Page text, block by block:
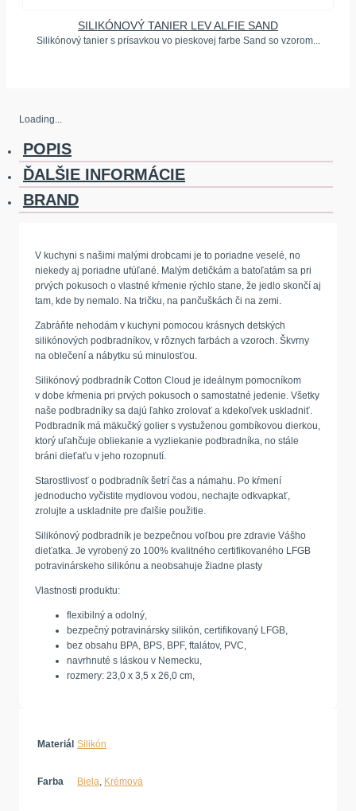
SILIKÓNOVÝ TANIER LEV ALFIE SAND
Silikónový tanier s prísavkou vo pieskovej farbe Sand so vzorom...
Loading...
POPIS
ĎALŠIE INFORMÁCIE
BRAND
V kuchyni s našimi malými drobcami je to poriadne veselé, no
niekedy aj poriadne ufúľané. Malým detičkám a batoľatám sa pri
prvých pokusoch o vlastné kŕmenie rýchlo stane, že jedlo skončí aj
tam, kde by nemalo. Na tričku, na pančuškách či na zemi.
Zabráňte nehodám v kuchyni pomocou krásnych detských
silikónových podbradníkov, v rôznych farbách a vzoroch. Škvrny
na oblečení a nábytku sú minulosťou.
Silikónový podbradník Cotton Cloud je ideálnym pomocníkom
v dobe kŕmenia pri prvých pokusoch o samostatné jedenie. Všetky
naše podbradníky sa dajú ľahko zrolovať a kdekoľvek uskladniť.
Podbradník má mäkučký golier s vystuženou gombíkovou dierkou,
ktorý uľahčuje obliekanie a vyzliekanie podbradníka, no stále
bráni dieťaťu v jeho rozopnutí.
Starostlivosť o podbradník šetrí čas a námahu. Po kŕmení
jednoducho vyčistite mydlovou vodou, nechajte odkvapkať,
zrolujte a uskladnite pre ďalšie použitie.
Silikónový podbradník je bezpečnou voľbou pre zdravie Vášho
dieťatka. Je vyrobený zo 100% kvalitného certifikovaného LFGB
potravinárskeho silikónu a neobsahuje žiadne plasty
Vlastnosti produktu:
flexibilný a odolný,
bezpečný potravinársky silikón, certifikovaný LFGB,
bez obsahu BPA, BPS, BPF, ftalátov, PVC,
navrhnuté s láskou v Nemecku,
rozmery: 23,0 x 3,5 x 26,0 cm,
Materiál Silikón
Farba Biela, Krémová